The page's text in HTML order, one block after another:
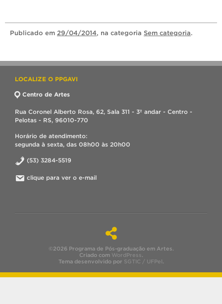
Publicado em 29/04/2014, na categoria Sem categoria.
LOCALIZE O PPGAVI
Centro de Artes
Rua Coronel Alberto Rosa, 62, Sala 311 - 3º andar - Centro -
Pelotas - RS, 96010-770
Horário de atendimento:
segunda à sexta, das 08h00 às 20h00
(53) 3284-5519
clique para ver o e-mail
©2026 Programa de Pós-graduação em Artes.
Criado com WordPress.
Tema desenvolvido por SGTIC / UFPel .